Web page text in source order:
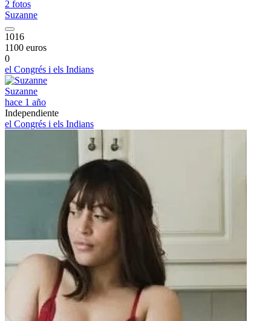
2 fotos
Suzanne
1016
1100 euros
0
el Congrés i els Indians
Suzanne
hace 1 año
Independiente
el Congrés i els Indians